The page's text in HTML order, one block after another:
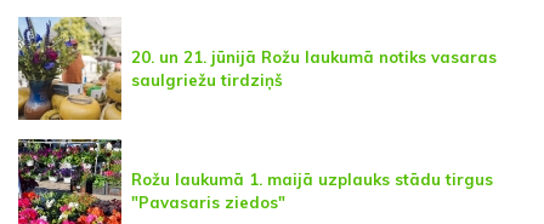
20. un 21. jūnijā Rožu laukumā notiks vasaras
saulgriežu tirdziņš
Rožu laukumā 1. maijā uzplauks stādu tirgus
"Pavasaris ziedos"